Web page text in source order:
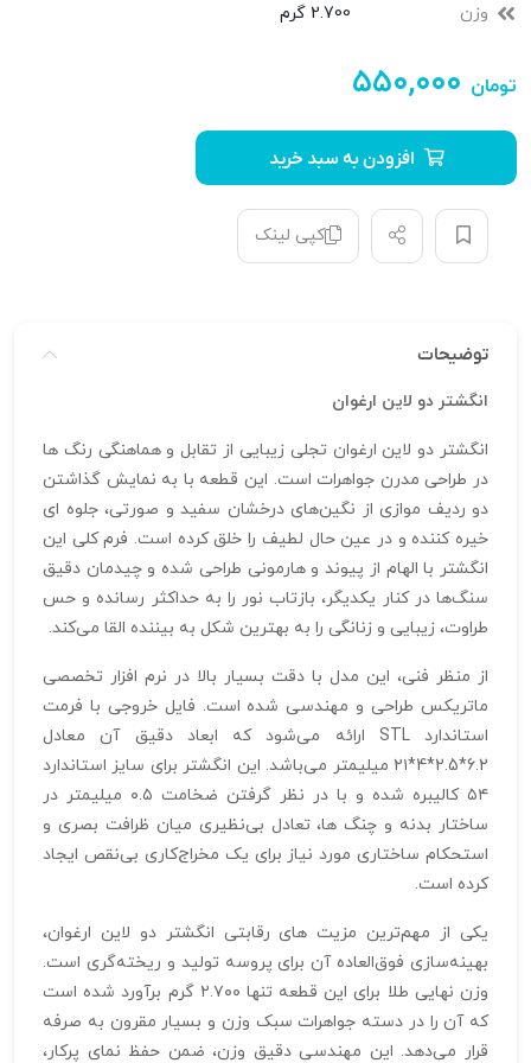
وزن 2.700 گرم
۵۵۰,۰۰۰ تومان
افزودن به سبد خرید
کپی لینک
توضیحات
انگشتر دو لاین ارغوان
انگشتر دو لاین ارغوان تجلی زیبایی از تقابل و هماهنگی رنگ‌ ها
در طراحی مدرن جواهرات است. این قطعه با به نمایش گذاشتن
دو ردیف موازی از نگین‌های درخشان سفید و صورتی، جلوه‌ ای
خیره‌ کننده و در عین حال لطیف را خلق کرده است. فرم کلی این
انگشتر با الهام از پیوند و هارمونی طراحی شده و چیدمان دقیق
سنگ‌ها در کنار یکدیگر، بازتاب نور را به حداکثر رسانده و حس
طراوت، زیبایی و زنانگی را به بهترین شکل به بیننده القا می‌کند.
از منظر فنی، این مدل با دقت بسیار بالا در نرم‌ افزار تخصصی
ماتریکس طراحی و مهندسی شده است. فایل خروجی با فرمت
استاندارد STL ارائه می‌شود که ابعاد دقیق آن معادل
6.2*2.5*4*۲۱ میلیمتر می‌باشد. این انگشتر برای سایز استاندارد
۵۴ کالیبره شده و با در نظر گرفتن ضخامت ۰.۵ میلیمتر در
ساختار بدنه و چنگ‌ ها، تعادل بی‌نظیری میان ظرافت بصری و
استحکام ساختاری مورد نیاز برای یک مخراج‌کاری بی‌نقص ایجاد
کرده است.
یکی از مهم‌ترین مزیت‌ های رقابتی انگشتر دو لاین ارغوان،
بهینه‌سازی فوق‌العاده آن برای پروسه تولید و ریخته‌گری است.
وزن نهایی طلا برای این قطعه تنها ۲.۷۰۰ گرم برآورد شده است
که آن را در دسته جواهرات سبک‌ وزن و بسیار مقرون‌ به‌ صرفه
قرار می‌دهد. این مهندسی دقیق وزن، ضمن حفظ نمای پرکار،